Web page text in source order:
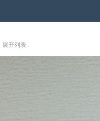
展开列表